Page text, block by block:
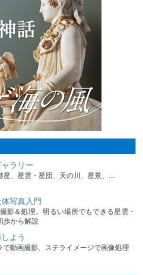
ラリー
星、星雲・星団、天の川、星景、…
写真入門
影＆処理。明るい場所でもできる星雲・
歩から解説
よう
で動画撮影、ステライメージで画像処理